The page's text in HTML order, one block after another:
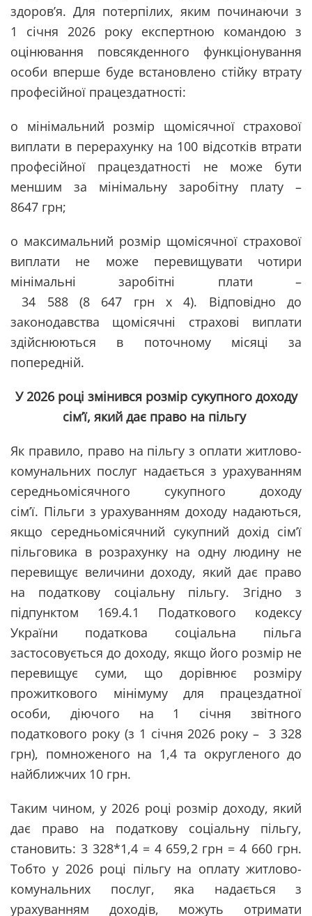
здоров’я. Для потерпілих, яким починаючи з
1 січня 2026 року експертною командою з
оцінювання повсякденного функціонування
особи вперше буде встановлено стійку втрату
професійної працездатності:
o мінімальний розмір щомісячної страхової
виплати в перерахунку на 100 відсотків втрати
професійної працездатності не може бути
меншим за мінімальну заробітну плату –
8647 грн;
o максимальний розмір щомісячної страхової
виплати не може перевищувати чотири
мінімальні заробітні плати –
34 588 (8 647 грн х 4). Відповідно до
законодавства щомісячні страхові виплати
здійснюються в поточному місяці за
попередній.
У 2026 році змінився розмір сукупного доходу
сім’ї, який дає право на пільгу
Як правило, право на пільгу з оплати житлово-
комунальних послуг надається з урахуванням
середньомісячного сукупного доходу
сім’ї. Пільги з урахуванням доходу надаються,
якщо середньомісячний сукупний дохід сім’ї
пільговика в розрахунку на одну людину не
перевищує величини доходу, який дає право
на податкову соціальну пільгу. Згідно з
підпунктом 169.4.1 Податкового кодексу
України податкова соціальна пільга
застосовується до доходу, якщо його розмір не
перевищує суми, що дорівнює розміру
прожиткового мінімуму для працездатної
особи, діючого на 1 січня звітного
податкового року (з 1 січня 2026 року – 3 328
грн), помноженого на 1,4 та округленого до
найближчих 10 грн.
Таким чином, у 2026 році розмір доходу, який
дає право на податкову соціальну пільгу,
становить: 3 328*1,4 = 4 659,2 грн = 4 660 грн.
Тобто у 2026 році пільгу на оплату житлово-
комунальних послуг, яка надається з
урахуванням доходів, можуть отримати